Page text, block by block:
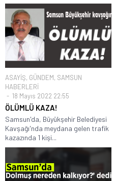
ASAYİŞ, GÜNDEM, SAMSUN
HABERLERİ
18 Mayıs 2022 22:55
ÖLÜMLÜ KAZA!
Samsun'da, Büyükşehir Belediyesi
Kavşağı'nda meydana gelen trafik
kazazında 1 kişi...